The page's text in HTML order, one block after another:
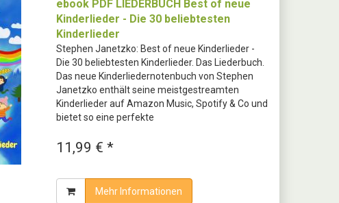
ebook PDF LIEDERBUCH Best of neue
Kinderlieder - Die 30 beliebtesten
Kinderlieder
Stephen Janetzko: Best of neue Kinderlieder -
Die 30 beliebtesten Kinderlieder. Das Liederbuch.
Das neue Kinderliedernotenbuch von Stephen
Janetzko enthält seine meistgestreamten
Kinderlieder auf Amazon Music, Spotify & Co und
bietet so eine perfekte
11,99 € *
Mehr Informationen